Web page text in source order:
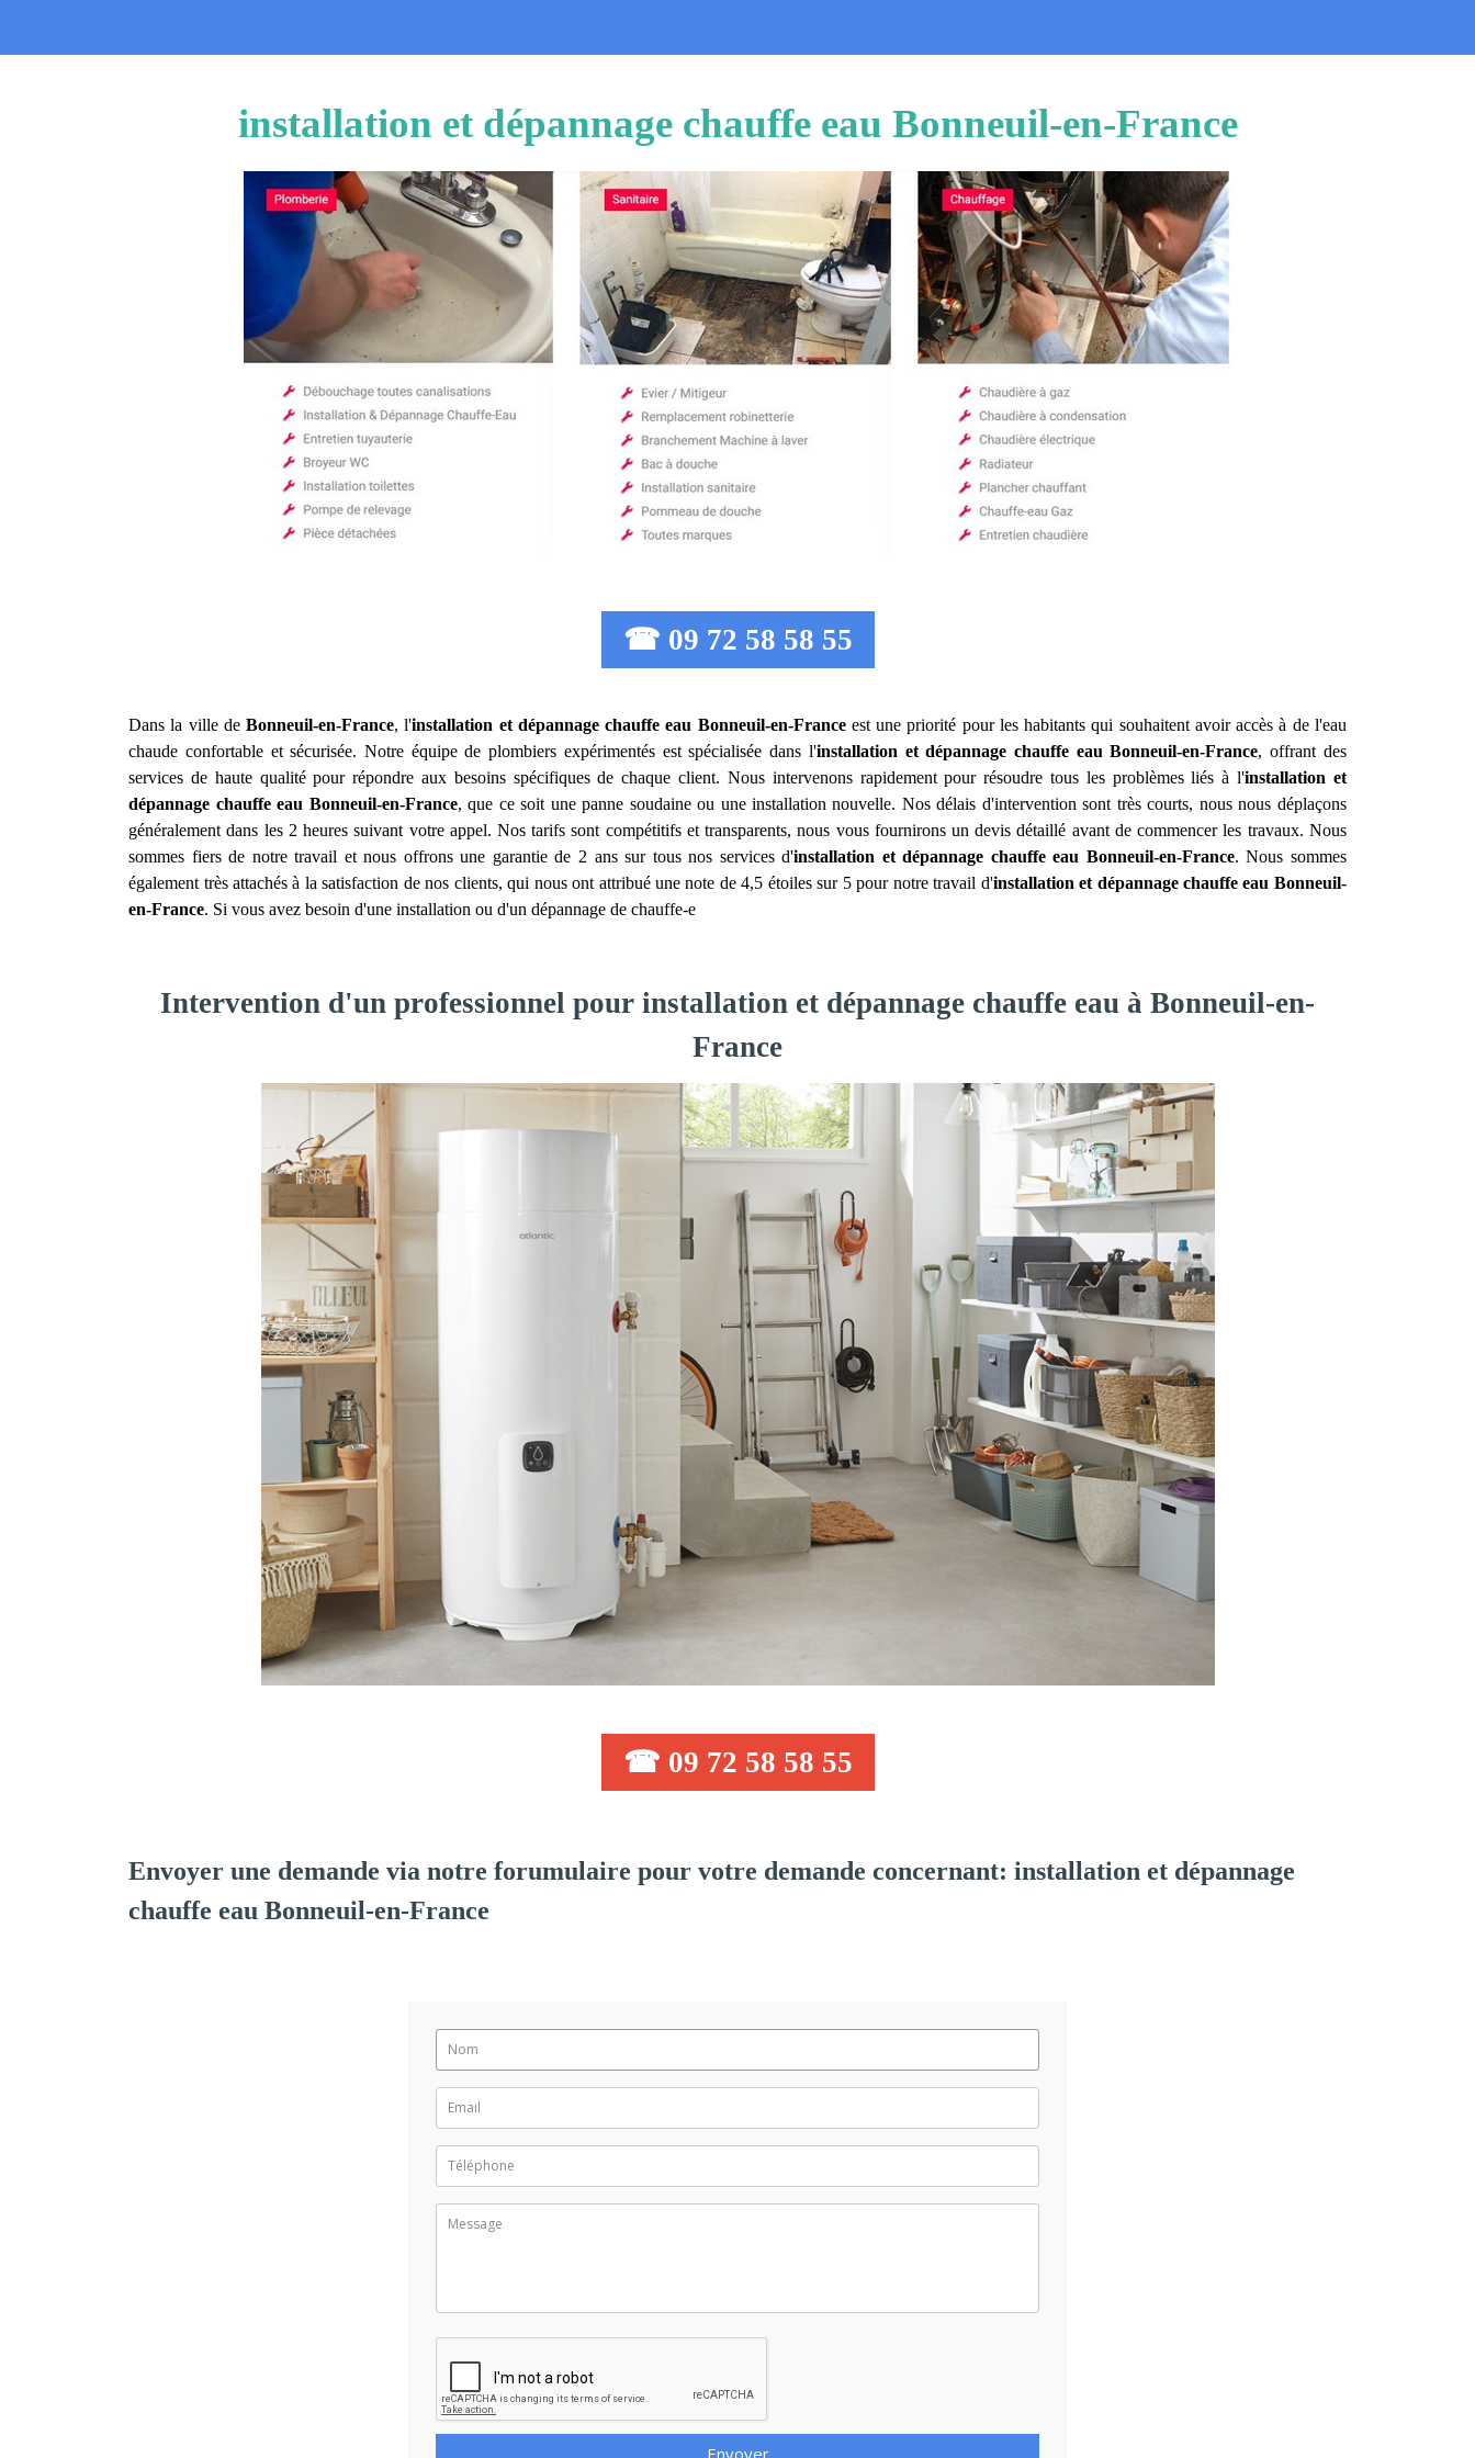
installation et dépannage chauffe eau Bonneuil-en-France
☎ 09 72 58 58 55
Dans la ville deBonneuil-en-France, l'installation et dépannage chauffe eau Bonneuil-en-Franceest une priorité pour les habitants qui souhaitent avoir accès à de l'eau
chaude confortable et sécurisée. Notre équipe de plombiers expérimentés est spécialisée dans l'installation et dépannage chauffe eau Bonneuil-en-France, offrant des
services de haute qualité pour répondre aux besoins spécifiques de chaque client. Nous intervenons rapidement pour résoudre tous les problèmes liés à l'installation et
dépannage chauffe eau Bonneuil-en-France, que ce soit une panne soudaine ou une installation nouvelle. Nos délais d'intervention sont très courts, nous nous déplaçons
généralement dans les 2 heures suivant votre appel. Nos tarifs sont compétitifs et transparents, nous vous fournirons un devis détaillé avant de commencer les travaux. Nous
sommes fiers de notre travail et nous offrons une garantie de 2 ans sur tous nos services d'installation et dépannage chauffe eau Bonneuil-en-France. Nous sommes
également très attachés à la satisfaction de nos clients, qui nous ont attribué une note de 4,5 étoiles sur 5 pour notre travail d'installation et dépannage chauffe eau Bonneuil-
en-France. Si vous avez besoin d'une installation ou d'un dépannage de chauffe-e
Intervention d'un professionnel pour installation et dépannage chauffe eau à Bonneuil-en-
France
☎ 09 72 58 58 55
Envoyer une demande via notre forumulaire pour votre demande concernant: installation et dépannage
chauffe eau Bonneuil-en-France